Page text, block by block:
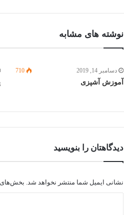
نوشته های مشابه
دسامبر 14, 2019 710
آموزش آشپزی
دیدگاهتان را بنویسید
نشانی ایمیل شما منتشر نخواهد شد. بخش‌های